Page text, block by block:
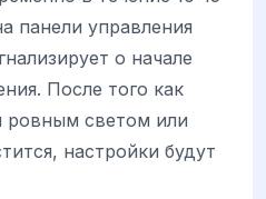
панели управления
о начале
После того как
ровным светом или
настройки будут